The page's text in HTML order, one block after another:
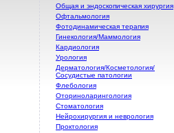
Общая и эндоскопическая хирургия
Офтальмология
Фотодинамическая терапия
Гинекология/Маммология
Кардиология
Урология
Дерматология/Косметология/
Сосудистые патологии
Флебология
Оториноларингология
Стоматология
Нейрохирургия и неврология
Проктология